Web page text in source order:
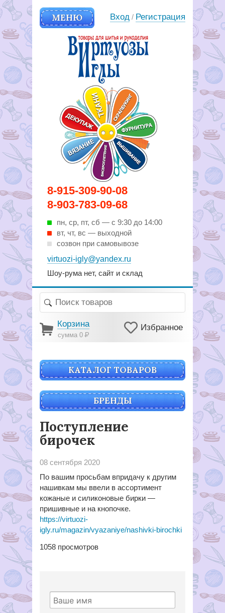
8-915-309-90-08
8-903-783-09-68
пн, ср, пт, cб — с 9:30 до 14:00
вт, чт, вс — выходной
созвон при самовывозе
virtuozi-igly@yandex.ru
Шоу-рума нет, сайт и склад
МЕНЮ
Вирутозы иглы. Товары для
шитья и рукоделья
Вход / Регистрация
Корзина
сумма 0Р
Избранное
КАТАЛОГ ТОВАРОВ
БРЕНДЫ
Поступление
бирочек
08 сентября 2020
По вашим просьбам впридачу к другим
нашивкам мы ввели в ассортимент
кожаные и силиконовые бирки —
пришивные и на кнопочке.
https://virtuozi-
igly.ru/magazin/vyazaniye/nashivki-birochki
1058 просмотров